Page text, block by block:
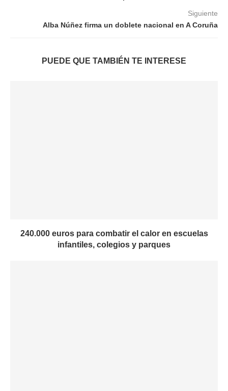
Siguiente
Alba Núñez firma un doblete nacional en A Coruña
PUEDE QUE TAMBIÉN TE INTERESE
240.000 euros para combatir el calor en escuelas
infantiles, colegios y parques